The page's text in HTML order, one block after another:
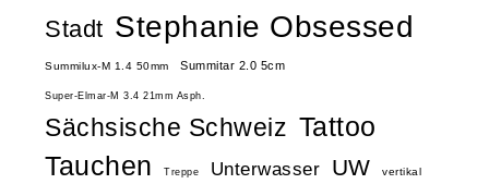
Stadt Stephanie Obsessed
Summilux-M 1.4 50mm Summitar 2.0 5cm
Super-Elmar-M 3.4 21mm Asph.
Sächsische Schweiz Tattoo
Tauchen
Treppe Unterwasser UW vertikal